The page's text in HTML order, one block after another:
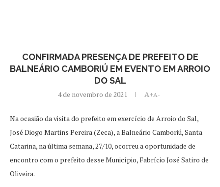
CONFIRMADA PRESENÇA DE PREFEITO DE
BALNEÁRIO CAMBORIÚ EM EVENTO EM ARROIO
DO SAL
4 de novembro de 2021 A+A-
Na ocasião da visita do prefeito em exercício de Arroio do Sal,
José Diogo Martins Pereira (Zeca), a Balneário Camboriú, Santa
Catarina, na última semana, 27/10, ocorreu a oportunidade de
encontro com o prefeito desse Município, Fabrício José Satiro de
Oliveira.